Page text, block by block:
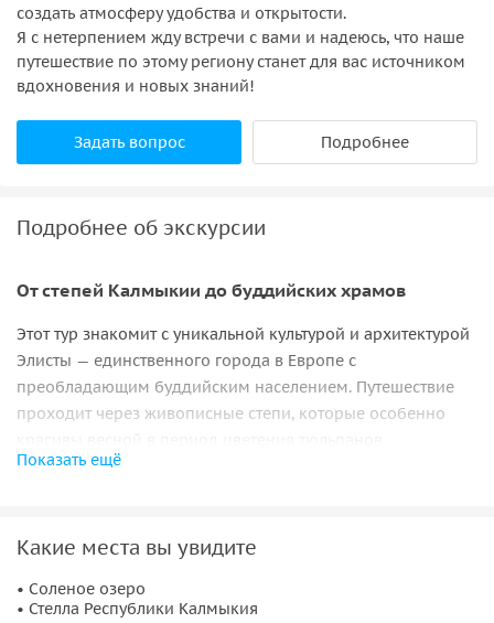
создать атмосферу удобства и открытости.
Я с нетерпением жду встречи с вами и надеюсь, что наше
путешествие по этому региону станет для вас источником
вдохновения и новых знаний!
Задать вопрос Подробнее
Подробнее об экскурсии
От степей Калмыкии до буддийских храмов
Этот тур знакомит с уникальной культурой и архитектурой
Элисты — единственного города в Европе с
преобладающим буддийским населением. Путешествие
проходит через живописные степи, которые особенно
азиатских традиций и европейских влияний. В городе
можно увидеть экзотические скульптуры, пагоды и
молитвенные ступы, создающие атмосферу Востока.
Показать ещё
Какие места вы увидите
• Соленое озеро
• Стелла Республики Калмыкия